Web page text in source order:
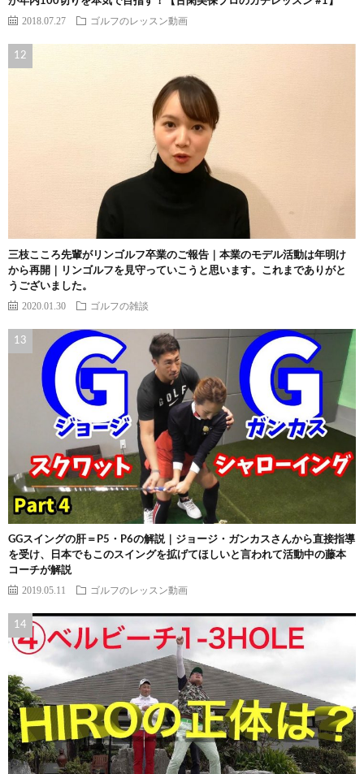
2018.07.27 ゴルフのレッスン動画
三枝こころ先輩がリンゴルフ卒業のご報告｜本業のモデル活動は年明け
から再開｜リンゴルフを見守っていこうと思います。これまでありがと
うございました。
2020.01.30 ゴルフの雑談
GGスイングの肝＝P5・P6の解説｜ジョージ・ガンカスさんから直接指導
を受け、日本でもこのスイングを拡げてほしいと言われて活動中の藤本
コーチが解説
2019.05.11 ゴルフのレッスン動画